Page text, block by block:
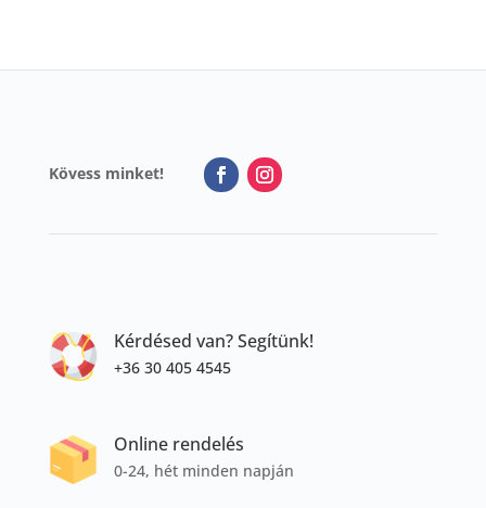
Kövess minket!
Kérdésed van? Segítünk!
+36 30 405 4545
Online rendelés
0-24, hét minden napján